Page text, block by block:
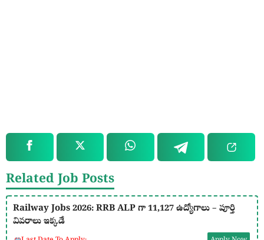
Related Job Posts
Railway Jobs 2026: RRB ALP గా 11,127 ఉద్యోగాలు – పూర్తి
వివరాలు ఇక్కడే